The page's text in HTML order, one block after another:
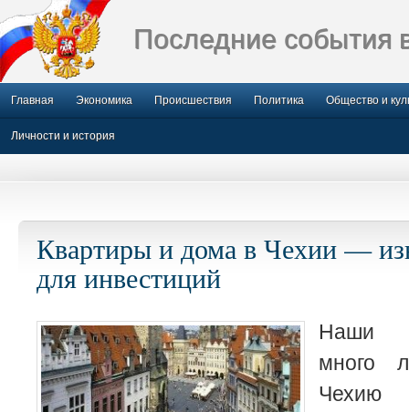
Последние события
Главная Экономика Происшествия Политика Общество и
Личности и история
Квартиры и дома в Чехии —
для инвестиций
Наши
много
Чехию